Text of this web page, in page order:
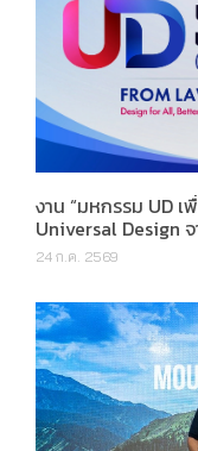
งาน “มหกรรม UD
Universal Design
24 ก.ค. 2569